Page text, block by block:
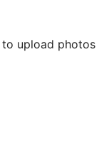
upload photos